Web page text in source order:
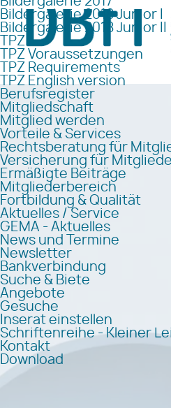
Bildergalerie 2018 Junior I
Bildergalerie 2018 Junior II
TPZ
TPZ Voraussetzungen
TPZ Requirements
TPZ English version
Berufsregister
Mitgliedschaft
Mitglied werden
Vorteile & Services
Rechtsberatung für
Versicherung für
Ermäßigte Beiträge
Mitgliederbereich
Fortbildung & Qualität
Aktuelles / Service
GEMA - Aktuelles
News und Termine
Newsletter
Bankverbindung
Suche & Biete
Angebote
Gesuche
Inserat einstellen
Schriftenreihe - Kleiner
Kontakt
Download